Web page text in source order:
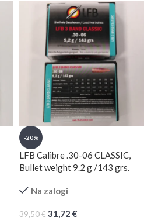
-20%
LFB Calibre .30-06 CLASSIC,
Bullet weight 9.2 g /143 grs.
Na zalogi
39,50€31,72 €